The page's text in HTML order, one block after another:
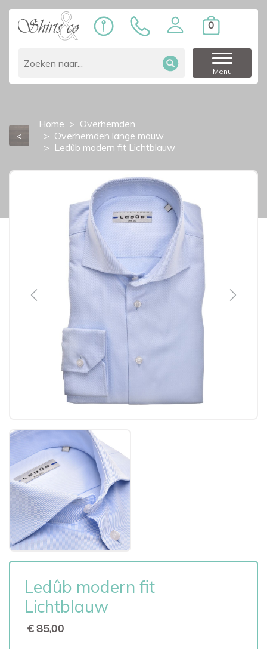
0
Menu
<
Home
Overhemden
Overhemden lange mouw
Ledûb modern fit Lichtblauw
Previous Next
Ledûb modern fit
Lichtblauw
€ 85,00